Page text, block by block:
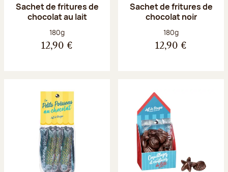
Sachet de fritures de
chocolat au lait
Poids net :
180g
12,90 €
Sachet de fritures de
chocolat noir
Poids net :
180g
12,90 €